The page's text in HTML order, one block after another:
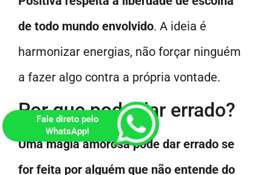
de todo mundo envolvido. A ideia é
harmonizar energias, não forçar ninguém
a fazer algo contra a própria vontade.
Por que pode dar errado?
Uma magia amorosa pode dar errado se
for feita por alguém que não entende do
Fale direto pelo
WhatsApp!